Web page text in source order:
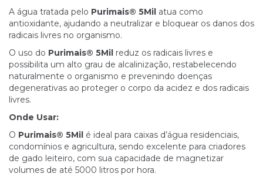
A água tratada pelo Purimais® 5Mil atua como
antioxidante, ajudando a neutralizar e bloquear os danos dos
radicais livres no organismo.
O uso do Purimais® 5Mil reduz os radicais livres e
possibilita um alto grau de alcalinização, restabelecendo
naturalmente o organismo e prevenindo doenças
degenerativas ao proteger o corpo da acidez e dos radicais
livres.
Onde Usar:
O Purimais® 5Mil é ideal para caixas d’água residenciais,
condomínios e agricultura, sendo excelente para criadores
de gado leiteiro, com sua capacidade de magnetizar
volumes de até 5000 litros por hora.